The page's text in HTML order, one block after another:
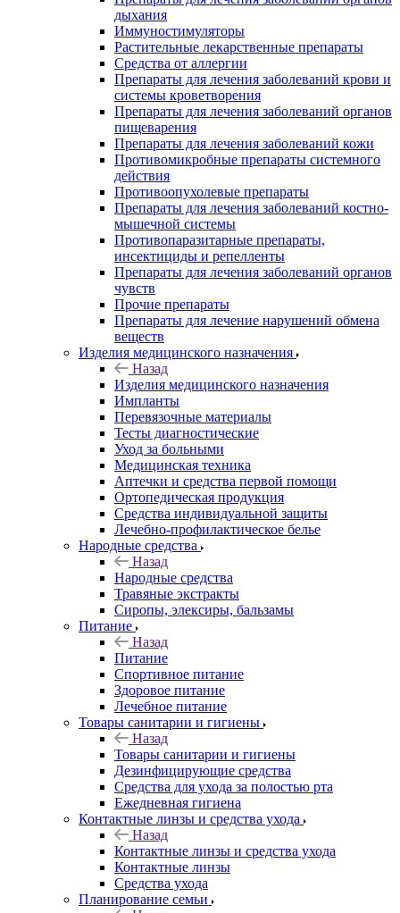
дыхания
Иммуностимуляторы
Растительные лекарственные препараты
Средства от аллергии
Препараты для лечения заболеваний крови и
системы кроветворения
Препараты для лечения заболеваний органов
пищеварения
Препараты для лечения заболеваний кожи
Противомикробные препараты системного
действия
Противоопухолевые препараты
Препараты для лечения заболеваний костно-
мышечной системы
Противопаразитарные препараты,
инсектициды и репелленты
Препараты для лечения заболеваний органов
чувств
Прочие препараты
Препараты для лечение нарушений обмена
веществ
Изделия медицинского назначения
Назад
Изделия медицинского назначения
Импланты
Перевязочные материалы
Тесты диагностические
Уход за больными
Медицинская техника
Аптечки и средства первой помощи
Ортопедическая продукция
Средства индивидуальной защиты
Лечебно-профилактическое белье
Народные средства
Назад
Народные средства
Травяные экстракты
Сиропы, элексиры, бальзамы
Питание
Назад
Питание
Спортивное питание
Здоровое питание
Лечебное питание
Товары санитарии и гигиены
Назад
Товары санитарии и гигиены
Дезинфицирующие средства
Средства для ухода за полостью рта
Ежедневная гигиена
Контактные линзы и средства ухода
Назад
Контактные линзы и средства ухода
Контактные линзы
Средства ухода
Планирование семьи